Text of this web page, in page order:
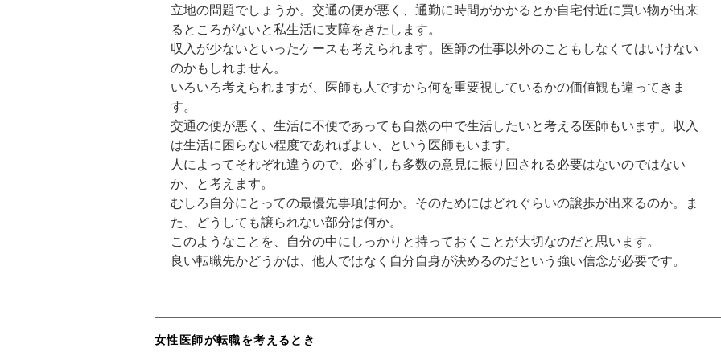
立地の問題でしょうか。交通の便が悪く、通勤に時間がかかるとか自宅付近に買い物が出来
るところがないと私生活に支障をきたします。
収入が少ないといったケースも考えられます。医師の仕事以外のこともしなくてはいけない
のかもしれません。
いろいろ考えられますが、医師も人ですから何を重要視しているかの価値観も違ってきま
す。
交通の便が悪く、生活に不便であっても自然の中で生活したいと考える医師もいます。収入
は生活に困らない程度であればよい、という医師もいます。
人によってそれぞれ違うので、必ずしも多数の意見に振り回される必要はないのではない
か、と考えます。
むしろ自分にとっての最優先事項は何か。そのためにはどれぐらいの譲歩が出来るのか。ま
た、どうしても譲られない部分は何か。
このようなことを、自分の中にしっかりと持っておくことが大切なのだと思います。
良い転職先かどうかは、他人ではなく自分自身が決めるのだという強い信念が必要です。
女性医師が転職を考えるとき